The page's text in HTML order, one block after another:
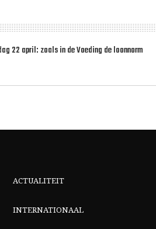
22 april: zoals in de Voeding de loonnorm
ACTUALITEIT
INTERNATIONAAL